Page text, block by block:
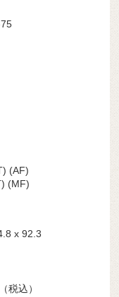
(AF)
x 92.3
税込）